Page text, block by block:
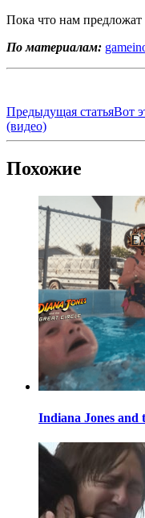
Пока что нам
По материалам:
Предыдущая статьяВот
(видео)
Похожие
Indiana Jones and